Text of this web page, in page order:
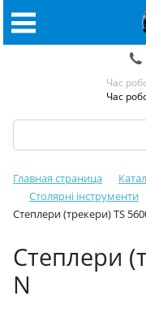
Час
Час
Главная страница
Столярні інструменти
Степлери (трекери) TS
Степлери
N